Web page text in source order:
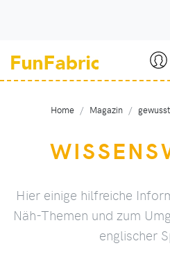
Home Magazin
Hier einige hilfreiche
Näh-Themen und zum
englischer